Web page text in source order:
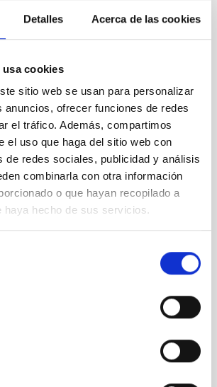
Detalles Acerca de las cookies
usa cookies
sitio web se usan para personalizar
anuncios, ofrecer funciones de redes
el tráfico. Además, compartimos
el uso que haga del sitio web con
de redes sociales, publicidad y análisis
combinarla con otra información
o que hayan recopilado a
haya hecho de sus servicios.
en el MCC y en el IAC